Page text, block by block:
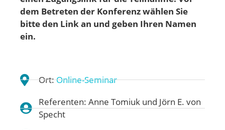
dem Betreten der Konferenz wählen Sie
bitte den Link an und geben Ihren Namen
ein.
Ort:Online-Seminar
Referenten: Anne Tomiuk und Jörn E. von
Specht